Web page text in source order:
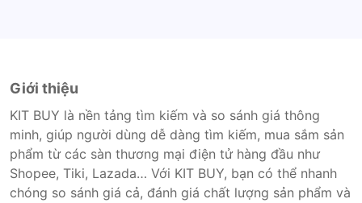
Giới thiệu
KIT BUY là nền tảng tìm kiếm và so sánh giá thông
minh, giúp người dùng dễ dàng tìm kiếm, mua sắm sản
phẩm từ các sàn thương mại điện tử hàng đầu như
Shopee, Tiki, Lazada… Với KIT BUY, bạn có thể nhanh
chóng so sánh giá cả, đánh giá chất lượng sản phẩm và